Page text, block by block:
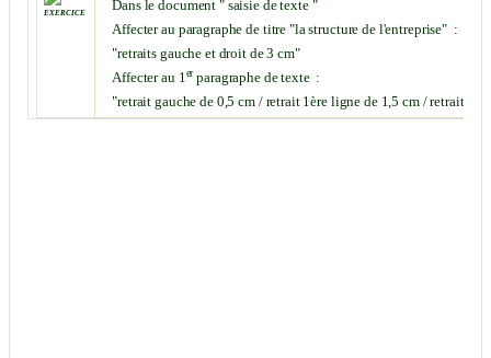
exercice
Dans le document " saisie de texte "
Affecter au paragraphe de titre "la structure de l'entreprise" :
"retraits gauche et droit de 3 cm"
Affecter au 1 erparagraphe de texte :
"retrait gauche de 0,5 cm / retrait 1ère ligne de 1,5 cm / retrait